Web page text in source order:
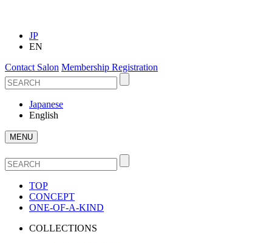
JP
EN
Contact Salon Membership Registration
Japanese
English
MENU
TOP
CONCEPT
ONE-OF-A-KIND
COLLECTIONS